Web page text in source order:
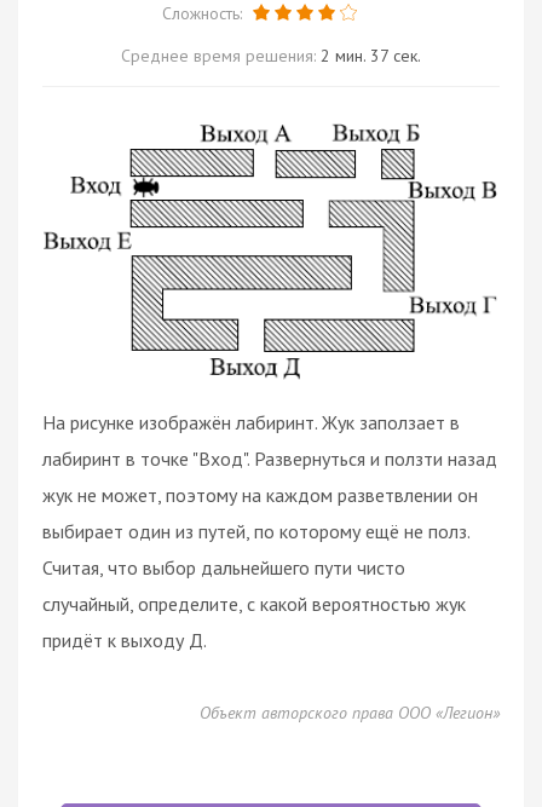
Сложность:
Среднее время решения: 2 мин. 37 сек.
На рисунке изображён лабиринт. Жук заползает в
лабиринт в точке "Вход". Развернуться и ползти назад
жук не может, поэтому на каждом разветвлении он
выбирает один из путей, по которому ещё не полз.
Считая, что выбор дальнейшего пути чисто
случайный, определите, с какой вероятностью жук
придёт к выходу Д.
Объект авторского права ООО «Легион»